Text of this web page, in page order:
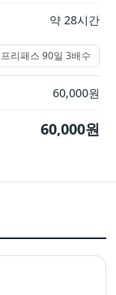
약 28시간
프리패스 90일 3배수
60,000원
60,000원